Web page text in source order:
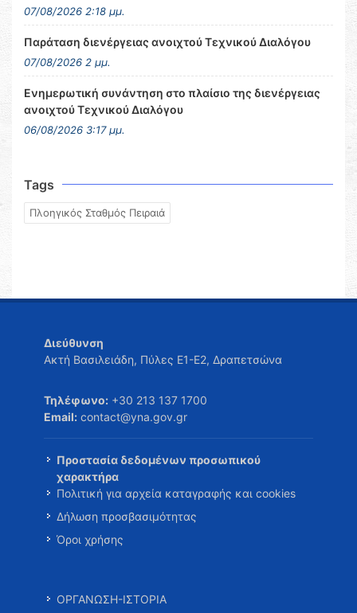
07/08/2026 2:18 μμ.
Παράταση διενέργειας ανοιχτού Τεχνικού Διαλόγου
07/08/2026 2 μμ.
Ενημερωτική συνάντηση στο πλαίσιο της διενέργειας
ανοιχτού Τεχνικού Διαλόγου
06/08/2026 3:17 μμ.
Tags
Πλοηγικός Σταθμός Πειραιά
Διεύθυνση
Ακτή Βασιλειάδη, Πύλες Ε1-Ε2, Δραπετσώνα
Τηλέφωνο: +30 213 137 1700
Email: contact@yna.gov.gr
Προστασία δεδομένων προσωπικού
χαρακτήρα
Πολιτική για αρχεία καταγραφής και cookies
Δήλωση προσβασιμότητας
Όροι χρήσης
ΟΡΓΑΝΩΣΗ-ΙΣΤΟΡΙΑ